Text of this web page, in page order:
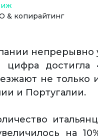
& копирайтинг
непрерывно
цифра
не только
и Португалии.
на